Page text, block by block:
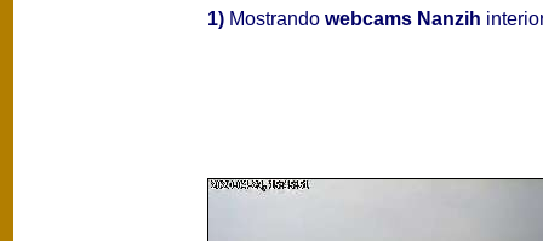
1) Mostrando webcams Nanzih